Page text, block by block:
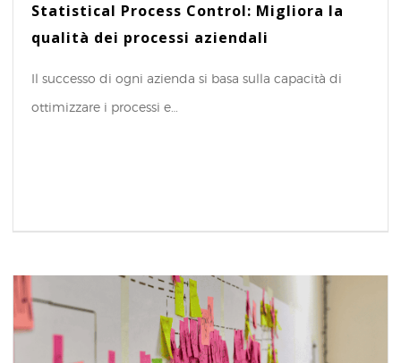
Statistical Process Control: Migliora la
qualità dei processi aziendali
Il successo di ogni azienda si basa sulla capacità di
ottimizzare i processi e…